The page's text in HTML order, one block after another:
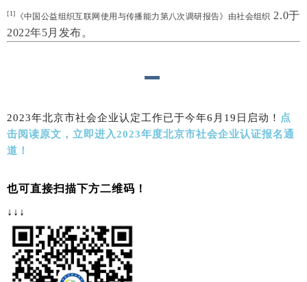
[1] 《中国公益组织互联网使用与传播能力第八次调研报告》由社会组织 2.0于
2022年5月发布。
2023年北京市社会企业认定工作已于今年6月19日启动！ 点
击阅读原文，立即进入2023年度北京市社会企业认证报名通
道！
也可直接扫描下方二维码！
↓ ↓ ↓